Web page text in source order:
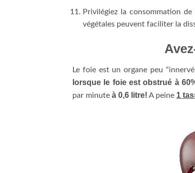
Privilégiez la consommation
végétales peuvent faciliter la
Le foie est un organe peu
lorsque le foie est obstrué à
par minute à 0,6 litre! A peine 1